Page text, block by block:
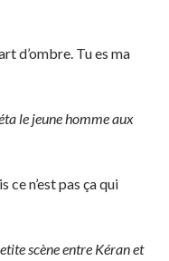
d’ombre. Tu es ma
le jeune homme aux
ce n’est pas ça qui
scène entre Kéran et